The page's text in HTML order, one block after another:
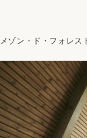
ゾン・ド・フォレス